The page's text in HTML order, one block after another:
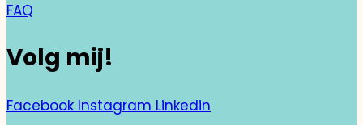
FAQ
Volg mij!
Facebook Instagram Linkedin